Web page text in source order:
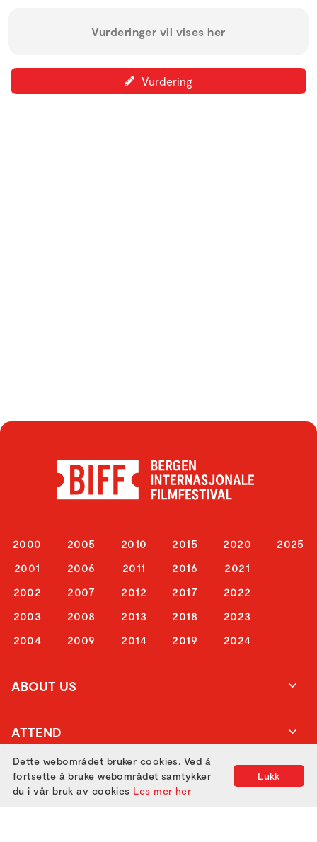
Vurderinger vil vises her
Vurdering
2000
2001
2002
2003
2004
2005
2006
2007
2008
2009
2010
2011
2012
2013
2014
2015
2016
2017
2018
2019
2020
2021
2022
2023
2024
2025
ABOUT US
ATTEND
GET IN TOUCH Lukk
Dette webområdet bruker cookies. Ved å
fortsette å bruke webområdet samtykker
du i vår bruk av cookies Les mer her